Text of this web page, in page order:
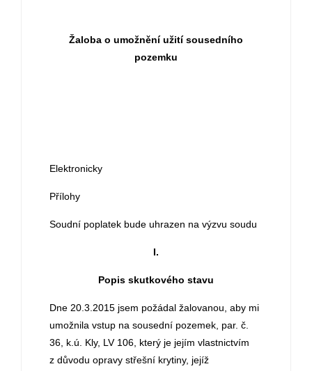
Žaloba o umožnění užití sousedního
pozemku
Elektronicky
Přílohy
Soudní poplatek bude uhrazen na výzvu soudu
I.
Popis skutkového stavu
Dne 20.3.2015 jsem požádal žalovanou, aby mi
umožnila vstup na sousední pozemek, par. č.
36, k.ú. Kly, LV 106, který je jejím vlastnictvím
z důvodu opravy střešní krytiny, jejíž